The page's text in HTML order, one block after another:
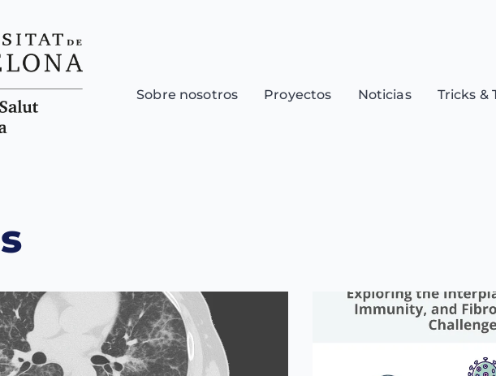
Sobre nosotros Proyectos Noticias Tricks &